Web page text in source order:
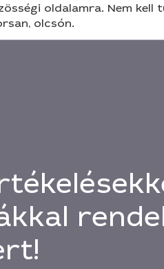
oldalamra. Nem kell
olcsón.